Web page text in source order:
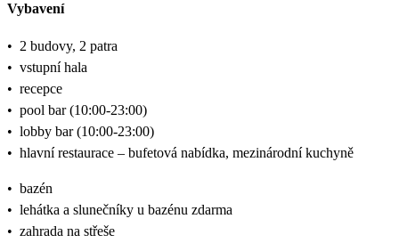
Vybavení
• 2 budovy, 2 patra
• vstupní hala
• recepce
• pool bar (10:00-23:00)
• lobby bar (10:00-23:00)
• hlavní restaurace – bufetová nabídka, mezinárodní kuchyně
• bazén
• lehátka a slunečníky u bazénu zdarma
• zahrada na střeše